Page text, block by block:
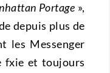
Portage »,
depuis plus de
les Messenger
fxie et toujours